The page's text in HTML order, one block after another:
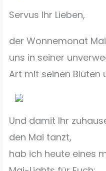
Servus Ihr Lieben,
der Wonnemonat
uns in seiner
Art mit seinen Blüten
Und damit Ihr
den Mai tanzt,
hab ich heute eines